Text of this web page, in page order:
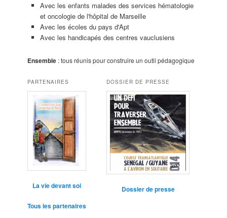
Avec les enfants malades des services hématologie
et oncologie de l'hôpital de Marseille
Avec les écoles du pays d'Apt
Avec les handicapés des centres vauclusiens
Ensemble : tous réunis pour construire un outil pédagogique
PARTENAIRES
La vie devant soi
Tous les partenaires
DOSSIER DE PRESSE
Dossier de presse